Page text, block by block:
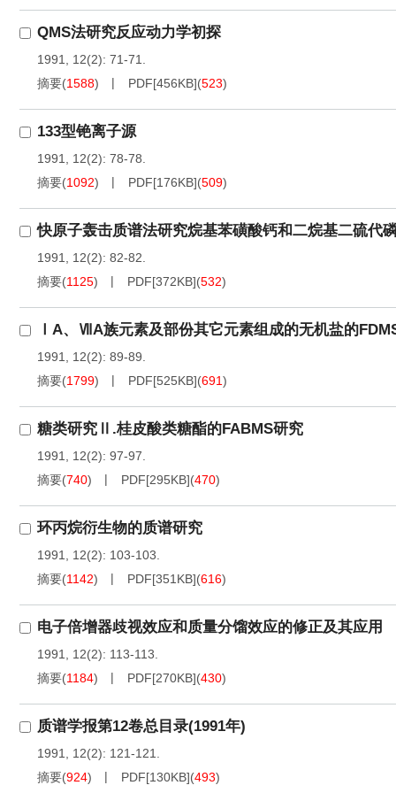
QMS法研究反应动力学初探
1991, 12(2): 71-71.
摘要(1588) PDF[456KB](523)
133型铯离子源
1991, 12(2): 78-78.
摘要(1092) PDF[176KB](509)
快原子轰击质谱法研究烷基苯磺酸钙和二烷基二硫代
1991, 12(2): 82-82.
摘要(1125) PDF[372KB](532)
ⅠA、ⅦA族元素及部份其它元素组成的无机盐的
1991, 12(2): 89-89.
摘要(1799) PDF[525KB](691)
糖类研究Ⅱ.桂皮酸类糖酯的FABMS研究
1991, 12(2): 97-97.
摘要(740) PDF[295KB](470)
环丙烷衍生物的质谱研究
1991, 12(2): 103-103.
摘要(1142) PDF[351KB](616)
电子倍增器歧视效应和质量分馏效应的修正及其应用
1991, 12(2): 113-113.
摘要(1184) PDF[270KB](430)
质谱学报第12卷总目录(1991年)
1991, 12(2): 121-121.
摘要(924) PDF[130KB](493)